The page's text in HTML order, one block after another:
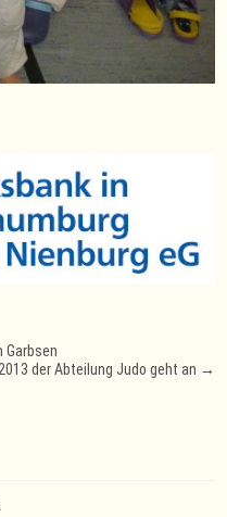
Garbsen
der Abteilung Judo geht an →
Increase